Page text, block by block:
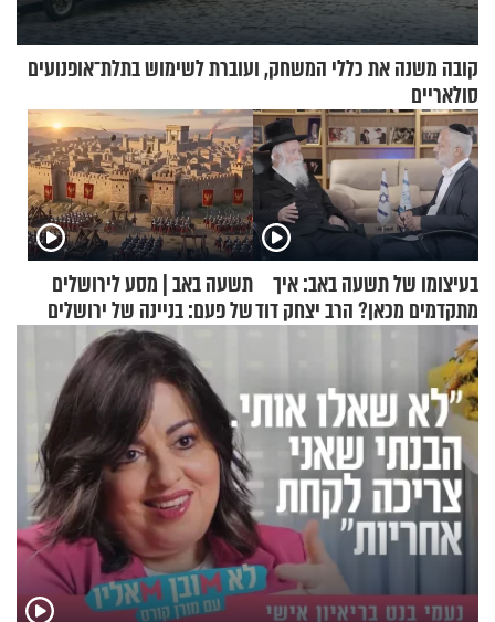
קובה משנה את כללי המשחק, ועוברת לשימוש בתלת־אופנועים
סולאריים
בעיצומו של תשעה באב: איך
מתקדמים מכאן? הרב יצחק דוד
גרוסמן בשיחה מיוחדת
תשעה באב | מסע לירושלים
של פעם: בניינה של ירושלים